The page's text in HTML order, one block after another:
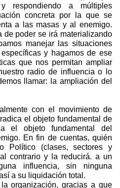
respondiendo a múltiples
concreta por la que se
a las masas y al enemigo.
de poder se irá materializando
manejar las situaciones
y hagamos de ese
que nos permitan ampliar
radio de influencia o lo
llamar: la ampliación del
con el movimiento de
el objeto fundamental de
el objeto fundamental del
En fin de cuentas, quién
Político (clases, sectores y
contrario y la reducirá. a un
influencia, sin ninguna
a su liquidación total.
organización, gracias a que